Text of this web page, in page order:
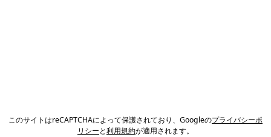
このサイトはreCAPTCHAによって保護されており、Googleのプライバシーポ
リシーと利用規約が適用されます。